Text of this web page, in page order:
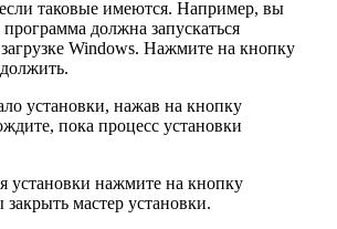
таковые имеются. Например, вы
должна запускаться
Windows. Нажмите на кнопку
установки, нажав на кнопку
пока процесс установки
установки нажмите на кнопку
мастер установки.